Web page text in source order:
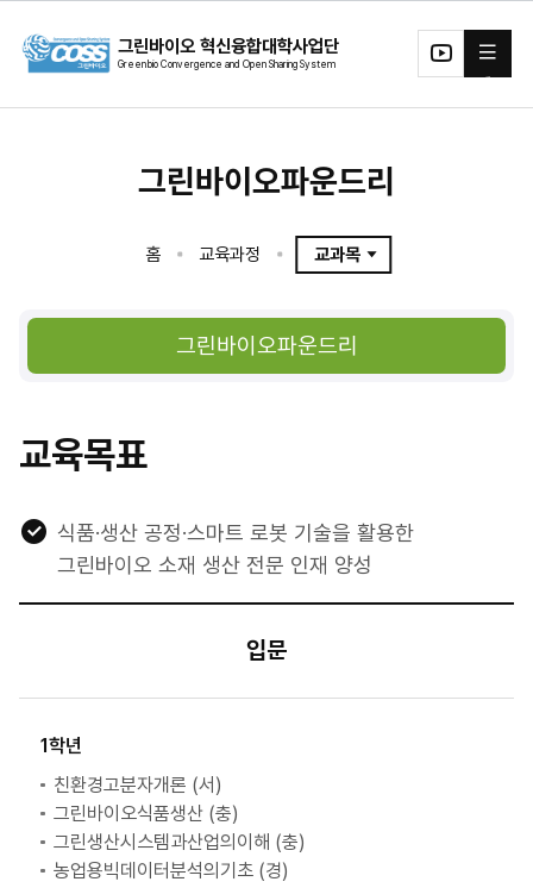
그린바이오 혁신융합대학사업단
그린바이오에코시스템
그린바이오파운드리
그린바이오스마트파밍
그린바이오파운드리
홈 교육과정 교과목
교육목표
식품·생산 공정·스마트 로봇 기술을 활용한
그린바이오 소재 생산 전문 인재 양성
입문
1학년
친환경고분자개론 (서)
그린바이오식품생산 (충)
그린생산시스템과산업의이해 (충)
농업용빅데이터분석의기초 (경)